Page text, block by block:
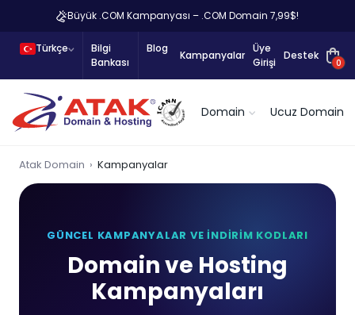
Büyük .COM Kampanyası – .COM Domain 7,99$!
Türkçe
Bilgi
Bankası
Blog
Kampanyalar
Üye
Girişi
Destek
0
Domain Ucuz Domain
Atak Domain Kampanyalar
GÜNCEL KAMPANYALAR VE İNDIRIM KODLARI
Domain ve Hosting
Kampanyaları